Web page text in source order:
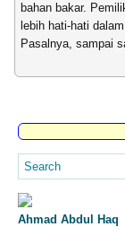
bahan bakar.
lebih hati-hati
Pasalnya, sampai
Ahmad Abdul Haq